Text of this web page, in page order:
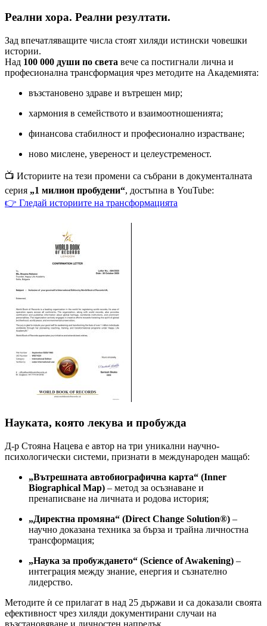
Реални хора. Реални резултати.
Зад впечатляващите числа стоят хиляди истински човешки
истории.
Над 100 000 души по света вече са постигнали лична и
професионална трансформация чрез методите на Академията:
възстановено здраве и вътрешен мир;
хармония в семейството и взаимоотношенията;
финансова стабилност и професионално израстване;
ново мислене, увереност и целеустременост.
📺 Историите на тези промени са събрани в документалната
серия „1 милион пробудени“, достъпна в YouTube:
👉 Гледай историите на трансформацията
Науката, която лекува и пробужда
Д-р Стояна Нацева е автор на три уникални научно-
психологически системи, признати в международен мащаб:
„Вътрешната автобиографична карта“ (Inner
Biographical Map) – метод за осъзнаване и
пренаписване на личната и родова история;
„Директна промяна“ (Direct Change Solution®) –
научно доказана техника за бърза и трайна личностна
трансформация;
„Наука за пробуждането“ (Science of Awakening) –
интеграция между знание, енергия и съзнателно
лидерство.
Методите ѝ се прилагат в над 25 държави и са доказали своята
ефективност чрез хиляди документирани случаи на
възстановяване и личностен напредък.